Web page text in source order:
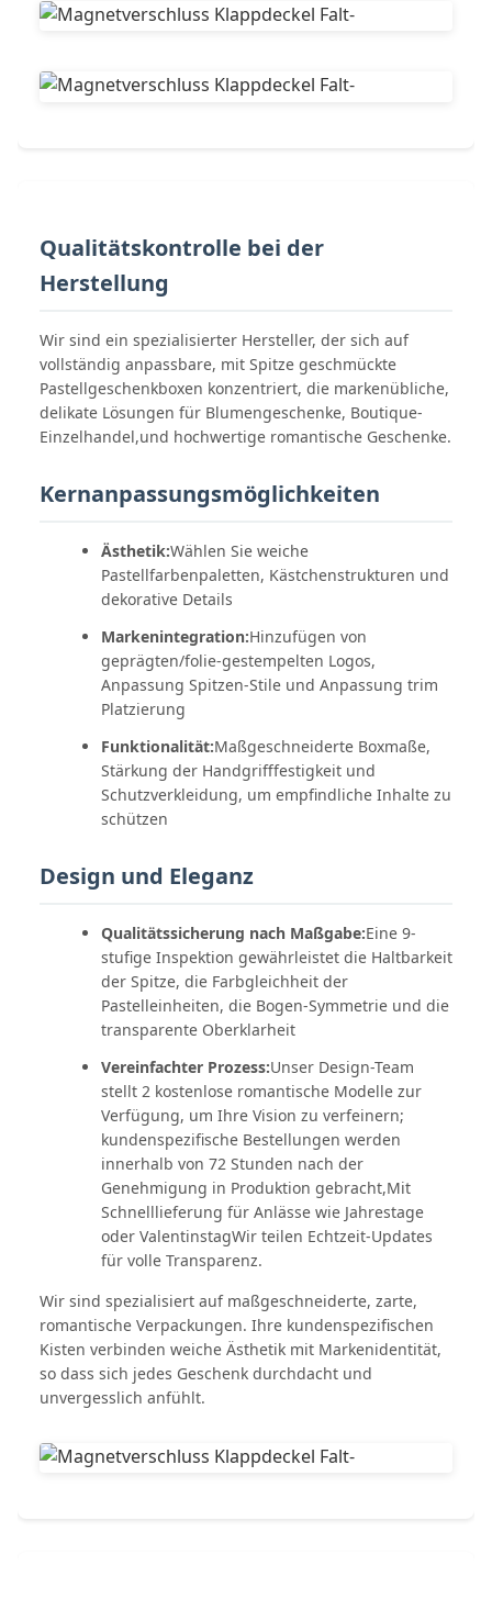
Qualitätskontrolle bei der
Herstellung
Wir sind ein spezialisierter Hersteller, der sich auf
vollständig anpassbare, mit Spitze geschmückte
Pastellgeschenkboxen konzentriert, die markenübliche,
delikate Lösungen für Blumengeschenke, Boutique-
Einzelhandel,und hochwertige romantische Geschenke.
Kernanpassungsmöglichkeiten
Ästhetik:Wählen Sie weiche
Pastellfarbenpaletten, Kästchenstrukturen und
dekorative Details
Markenintegration:Hinzufügen von
geprägten/folie-gestempelten Logos,
Anpassung Spitzen-Stile und Anpassung trim
Platzierung
Funktionalität:Maßgeschneiderte Boxmaße,
Stärkung der Handgrifffestigkeit und
Schutzverkleidung, um empfindliche Inhalte zu
schützen
Design und Eleganz
Qualitätssicherung nach Maßgabe:Eine 9-
stufige Inspektion gewährleistet die Haltbarkeit
der Spitze, die Farbgleichheit der
Pastelleinheiten, die Bogen-Symmetrie und die
transparente Oberklarheit
Vereinfachter Prozess:Unser Design-Team
stellt 2 kostenlose romantische Modelle zur
Verfügung, um Ihre Vision zu verfeinern;
kundenspezifische Bestellungen werden
innerhalb von 72 Stunden nach der
Genehmigung in Produktion gebracht,Mit
Schnelllieferung für Anlässe wie Jahrestage
oder ValentinstagWir teilen Echtzeit-Updates
für volle Transparenz.
Wir sind spezialisiert auf maßgeschneiderte, zarte,
romantische Verpackungen. Ihre kundenspezifischen
Kisten verbinden weiche Ästhetik mit Markenidentität,
so dass sich jedes Geschenk durchdacht und
unvergesslich anfühlt.